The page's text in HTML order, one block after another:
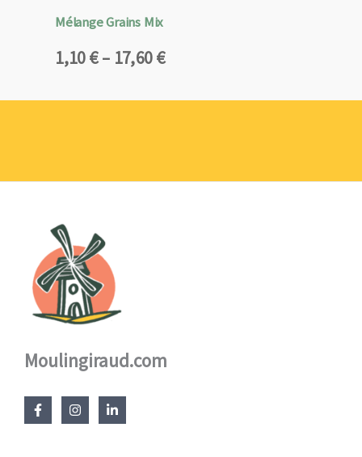
Mélange Grains Mix
1,10€– 17,60€
Plage
prix :
Moulingiraud.com